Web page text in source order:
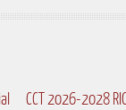
CCT 2026-2028